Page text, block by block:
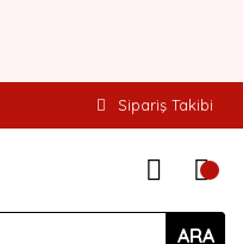
Sipariş Takibi
ARA